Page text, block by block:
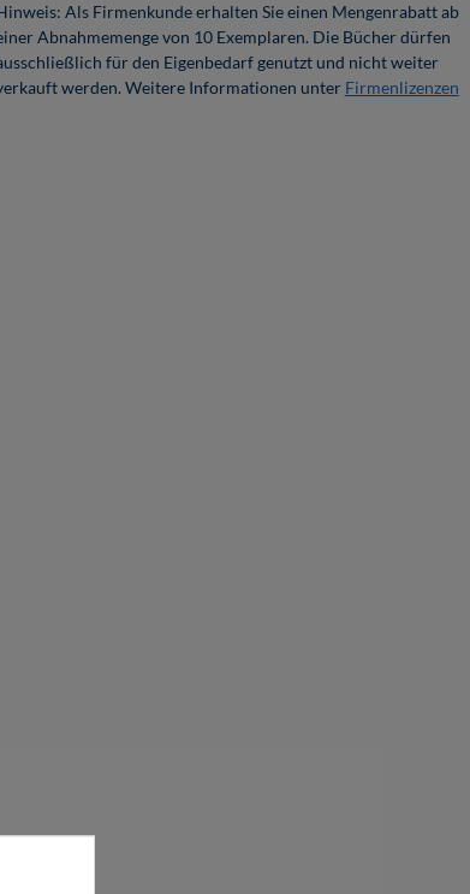
Als Firmenkunde erhalten Sie einen Mengenrabatt ab
Abnahmemenge von 10 Exemplaren. Die Bücher dürfen
für den Eigenbedarf genutzt und nicht weiter
werden. Weitere Informationen unter Firmenlizenzen